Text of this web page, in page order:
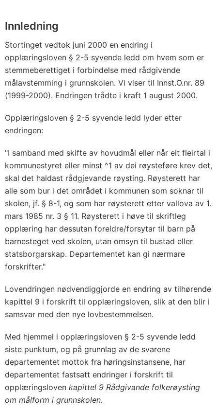
Innledning
Stortinget vedtok juni 2000 en endring i
opplæringsloven § 2-5 syvende ledd om hvem som er
stemmeberettiget i forbindelse med rådgivende
målavstemming i grunnskolen. Vi viser til Innst.O.nr. 89
(1999-2000). Endringen trådte i kraft 1 august 2000.
Opplæringsloven § 2-5 syvende ledd lyder etter
endringen:
"I samband med skifte av hovudmål eller når eit fleirtal i
kommunestyret eller minst ^1 av dei røysteføre krev det,
skal det haldast rådgjevande røysting. Røysterett har
alle som bur i det området i kommunen som soknar til
skolen, jf. § 8-1, og som har røysterett etter vallova av 1.
mars 1985 nr. 3 § 11. Røysterett i høve til skriftleg
opplæring har dessutan foreldre/forsytar til barn på
barnesteget ved skolen, utan omsyn til bustad eller
statsborgarskap. Departementet kan gi nærmare
forskrifter."
Lovendringen nødvendiggjorde en endring av tilhørende
kapittel 9 i forskrift til opplæringsloven, slik at den blir i
samsvar med den nye lovbestemmelsen.
Med hjemmel i opplæringsloven § 2-5 syvende ledd
siste punktum, og på grunnlag av de svarene
departementet mottok fra høringsinstansene, har
departementet fastsatt endringer i forskrift til
opplæringsloven kapittel 9 Rådgivande folkerøysting
om målform i grunnskolen.